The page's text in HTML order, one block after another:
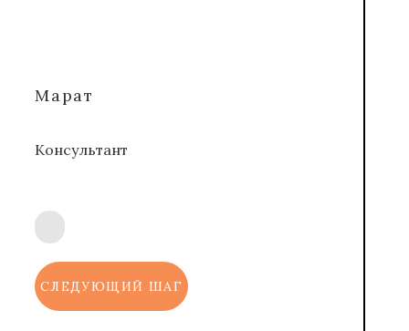
Марат
Консультант
СЛЕДУЮЩИЙ ШАГ